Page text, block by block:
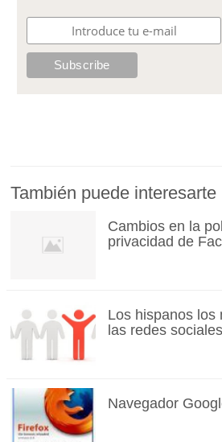
También puede interesarte
Cambios en la
privacidad de
Los hispanos los
las redes sociales
Navegador